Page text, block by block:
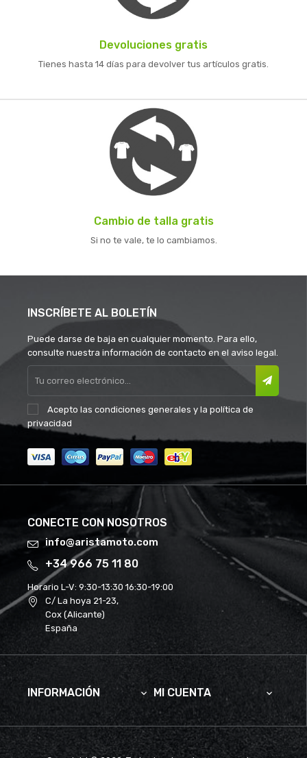
Devoluciones gratis
Tienes hasta 14 días para devolver tus artículos gratis.
Cambio de talla gratis
Si no te vale, te lo cambiamos.
INSCRÍBETE AL BOLETÍN
Puede darse de baja en cualquier momento. Para ello,
consulte nuestra información de contacto en el aviso legal.
Acepto las condiciones generales y la política de
privacidad
CONECTE CON NOSOTROS
info@aristamoto.com
+34 966 75 11 80
Horario L-V: 9:30-13:30 16:30-19:00
C/ La hoya 21-23,
Cox (Alicante)
España
INFORMACIÓN  MI CUENTA 